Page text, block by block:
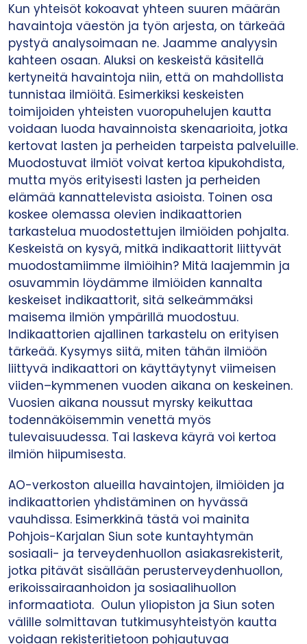
Kun yhteisöt kokoavat yhteen suuren määrän
havaintoja väestön ja työn arjesta, on tärkeää
pystyä analysoimaan ne. Jaamme analyysin
kahteen osaan. Aluksi on keskeistä käsitellä
kertyneitä havaintoja niin, että on mahdollista
tunnistaa ilmiöitä. Esimerkiksi keskeisten
toimijoiden yhteisten vuoropuhelujen kautta
voidaan luoda havainnoista skenaarioita, jotka
kertovat lasten ja perheiden tarpeista palveluille.
Muodostuvat ilmiöt voivat kertoa kipukohdista,
mutta myös erityisesti lasten ja perheiden
elämää kannattelevista asioista. Toinen osa
koskee olemassa olevien indikaattorien
tarkastelua muodostettujen ilmiöiden pohjalta.
Keskeistä on kysyä, mitkä indikaattorit liittyvät
muodostamiimme ilmiöihin? Mitä laajemmin ja
osuvammin löydämme ilmiöiden kannalta
keskeiset indikaattorit, sitä selkeämmäksi
maisema ilmiön ympärillä muodostuu.
Indikaattorien ajallinen tarkastelu on erityisen
tärkeää. Kysymys siitä, miten tähän ilmiöön
liittyvä indikaattori on käyttäytynyt viimeisen
viiden–kymmenen vuoden aikana on keskeinen.
Vuosien aikana noussut myrsky keikuttaa
todennäköisemmin venettä myös
tulevaisuudessa. Tai laskeva käyrä voi kertoa
ilmiön hiipumisesta.
AO-verkoston alueilla havaintojen, ilmiöiden ja
indikaattorien yhdistäminen on hyvässä
vauhdissa. Esimerkkinä tästä voi mainita
Pohjois-Karjalan Siun sote kuntayhtymän
sosiaali- ja terveydenhuollon asiakasrekisterit,
jotka pitävät sisällään perusterveydenhuollon,
erikoissairaanhoidon ja sosiaalihuollon
informaatiota. Oulun yliopiston ja Siun soten
välille solmittavan tutkimusyhteistyön kautta
voidaan rekisteritietoon pohjautuvaa